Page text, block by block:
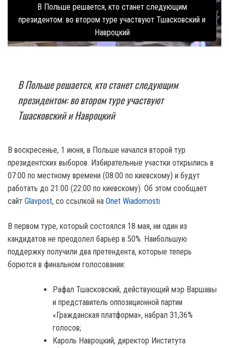
В Польше решается, кто станет следующим
президентом: во втором туре участвуют Тшасковский и
Навроцкий
В Польше решается, кто станет следующим
президентом: во втором туре участвуют
Тшасковский и Навроцкий
В воскресенье, 1 июня, в Польше начался второй тур
президентских выборов. Избирательные участки открылись в
07:00 по местному времени (08:00 по киевскому) и будут
работать до 21:00 (22:00 по киевскому). Об этом сообщает
сайт Glavpost, со ссылкой на Onet Wiadomosti
В первом туре, который состоялся 18 мая, ни один из
кандидатов не преодолел барьер в 50%. Наибольшую
поддержку получили два претендента, которые теперь
борются в финальном голосовании:
Рафал Тшасковский, действующий мэр Варшавы
и представитель оппозиционной партии
«Гражданская платформа», набрал 31,36%
голосов;
Кароль Навроцкий, директор Института